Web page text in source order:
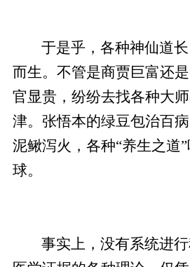
于是乎，各种神仙道
而生。不管是商贾巨富还
官显贵，纷纷去找各种大
津。张悟本的绿豆包治百
泥鳅泻火，各种“养生之道
球。
事实上，没有系统进